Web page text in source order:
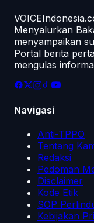
Menyalurkan
menyampaikan
Portal berita
mengulas
Navigasi
Anti-TPPO
Tentang
Redaksi
Pedoman
Disclaimer
Kode Etik
SOP
Kebijakan